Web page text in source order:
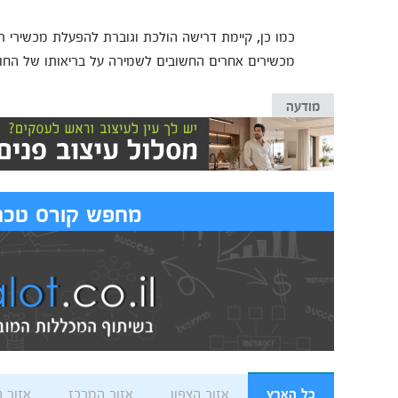
כמו כן, קיימת דרישה הולכת וגוברת להפעלת מכשירי
מכשירים אחרים החשובים לשמירה על בריאותו של
מודעה
מחפש קורס
כל הארץ אזור הצפון אזור המרכז